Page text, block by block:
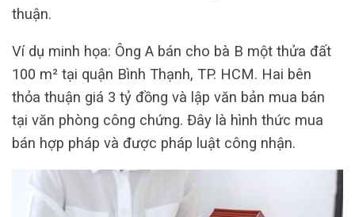
thuận.
Ví dụ minh họa: Ông A bán cho bà B một thửa đất
100 m² tại quận Bình Thạnh, TP. HCM. Hai bên
thỏa thuận giá 3 tỷ đồng và lập văn bản mua bán
tại văn phòng công chứng. Đây là hình thức mua
bán hợp pháp và được pháp luật công nhận.